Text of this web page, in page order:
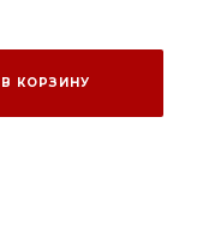
В КОРЗИНУ